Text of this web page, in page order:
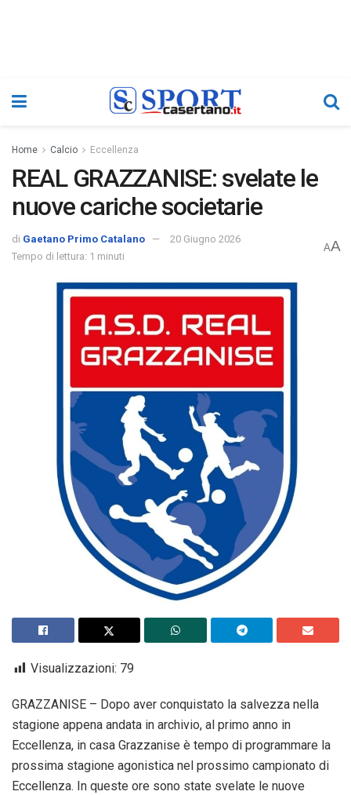
Home Calcio Eccellenza
REAL GRAZZANISE: svelate le
nuove cariche societarie
di Gaetano Primo Catalano
20 Giugno 2026
Tempo di lettura: 1 minuti
AA
Visualizzazioni: 79
GRAZZANISE – Dopo aver conquistato la salvezza nella
stagione appena andata in archivio, al primo anno in
Eccellenza, in casa Grazzanise è tempo di programmare la
prossima stagione agonistica nel prossimo campionato di
Eccellenza. In queste ore sono state svelate le nuove